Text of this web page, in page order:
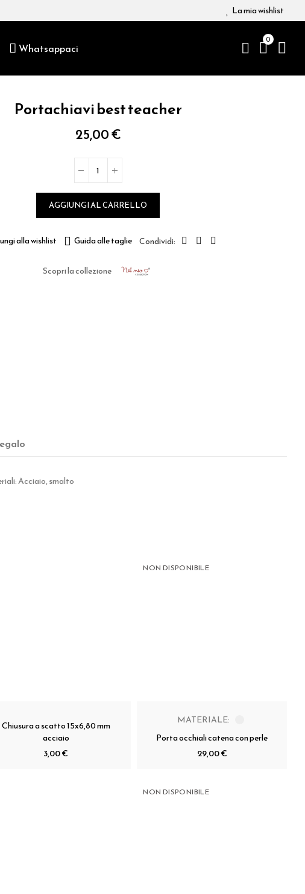
La mia wishlist
Whatsappaci
0
Portachiavi best teacher
25,00 €
AGGIUNGI AL CARRELLO
alla wishlist Guida alle taglie
Scopri la collezione
Acciaio, smalto
Chiusura a scatto 15x6,80 mm
acciaio
3,00 €
NON DISPONIBILE
MATERIALE:
Porta occhiali catena con perle
29,00 €
NON DISPONIBILE